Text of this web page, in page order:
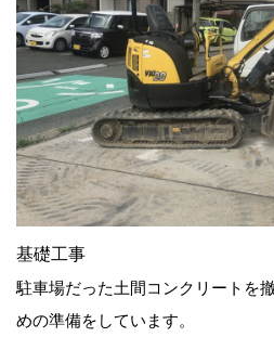
基礎工事
駐車場だった土間コンクリートを
めの準備をしています。